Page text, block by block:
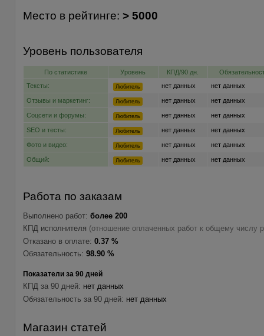
Место в рейтинге: > 5000
Уровень пользователя
По статистике Уровень КПД/90 дн.
Тексты:
Любитель нет данных нет данных
Отзывы и маркетинг: Любитель нет данных нет данных
Соцсети и форумы: Любитель нет данных нет данных
SEO и тесты: Любитель нет данных нет данных
Фото и видео: Любитель нет данных нет данных
Общий: Любитель нет данных нет данных
Работа по заказам
Выполнено работ: более 200
КПД исполнителя (отношение оплаченных работ к общему числу
Отказано в оплате: 0.37 %
Обязательность: 98.90 %
Показатели за 90 дней
КПД за 90 дней: нет данных
Обязательность за 90 дней: нет данных
Магазин статей